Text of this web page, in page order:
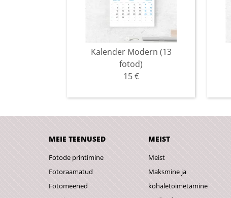
Kalender Modern (13
fotod)
15 €
MEIE TEENUSED
Fotode printimine
Fotoraamatud
Fotomeened
MEIST
Meist
Maksmine ja
kohaletoimetamine